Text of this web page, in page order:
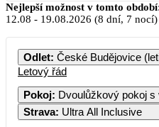
Nejlepší možnost v tomto
12.08 - 19.08.2026 (8 dní, 7 nocí)
Odlet: České Budějovice
Letový řád
Pokoj: Dvoulůžkový pokoj s
Strava: Ultra All Inclusive